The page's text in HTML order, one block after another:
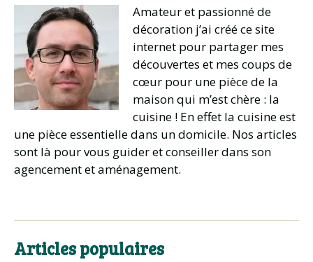
Amateur et passionné de
décoration j’ai créé ce site
internet pour partager mes
découvertes et mes coups de
cœur pour une pièce de la
maison qui m’est chère : la
cuisine ! En effet la cuisine est
une pièce essentielle dans un domicile. Nos articles
sont là pour vous guider et conseiller dans son
agencement et aménagement.
Articles populaires